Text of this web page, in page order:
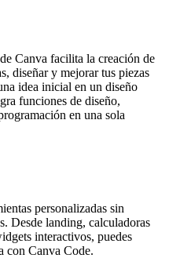
Canva facilita la creación de
diseñar y mejorar tus piezas
idea inicial en un diseño
funciones de diseño,
en una sola
personalizadas sin
Desde landing, calculadoras
interactivos, puedes
con Canva Code.